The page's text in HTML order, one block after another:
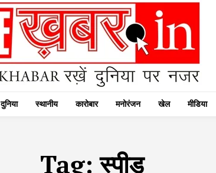
दुनिया स्थानीय कारोबार मनोरंजन खेल मीडिया
Tag:स्पीड